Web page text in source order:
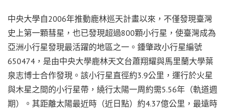
中央大學自2006年推動鹿林巡天計畫以來，不僅發現臺灣
史上第一顆彗星，也已發現超過800顆小行星，使臺灣成為
亞洲小行星發現最活躍的地區之一。鍾肇政小行星編號
650474，是由中央大學鹿林天文台蕭翔耀與馬里蘭大學葉
泉志博士合作發現。該小行星直徑約3.9公里，運行於火星
與木星之間的小行星帶，繞行太陽一周約需5.56年（軌道週
期）。其距離太陽最近時（近日點）約4.37億公里，最遠時